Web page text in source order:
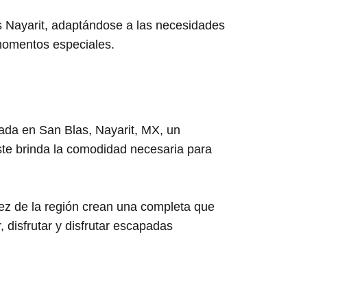
adaptándose a las necesidades
especiales.
en San Blas, Nayarit, MX, un
brinda la comodidad necesaria para
de la región crean una completa que
disfrutar y disfrutar escapadas